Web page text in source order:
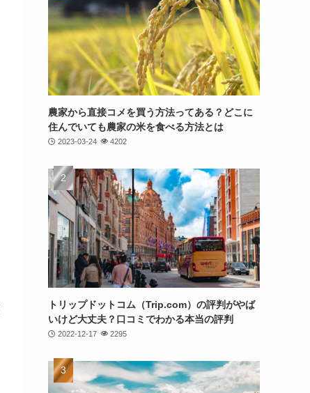
農家から直接コメを買う方法ってある？どこに
住んでいても農家の米を食べる方法とは
2023-03-24 4202
トリップドットコム（Trip.com）の評判がやば
いけど大丈夫？口コミでわかる本当の評判
2022-12-17 2295